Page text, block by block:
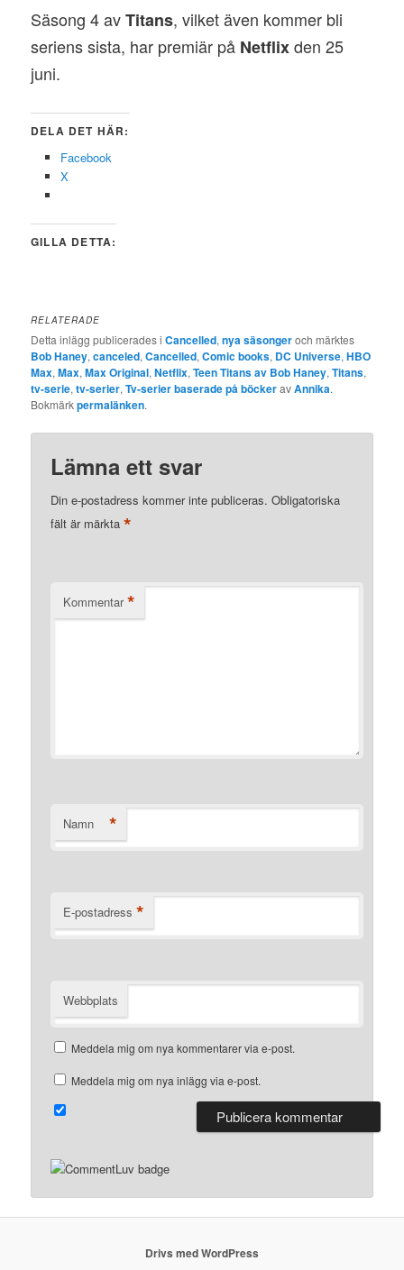
Säsong 4 avTitans, vilket även kommer bli
seriens sista, har premiär på Netflixden 25
juni.
DELA DET HÄR:
Facebook
X
GILLA DETTA:
RELATERADE
Detta inlägg publicerades iCancelled,nya säsongeroch märktes
Bob Haney,canceled,Cancelled,Comic books, DC Universe,HBO
Max,Max,Max Original,Netflix,Teen Titans av Bob Haney,Titans,
tv-serie,tv-serier,Tv-serier baserade på böckeravAnnika.
Bokmärkpermalänken.
Lämna ett svar
Din e-postadress kommer inte publiceras. Obligatoriska
fält är märkta*
Kommentar *
Namn *
E-postadress *
Webbplats
Meddela mig om nya kommentarer via e-post.
Meddela mig om nya inlägg via e-post.
Drivs med WordPress